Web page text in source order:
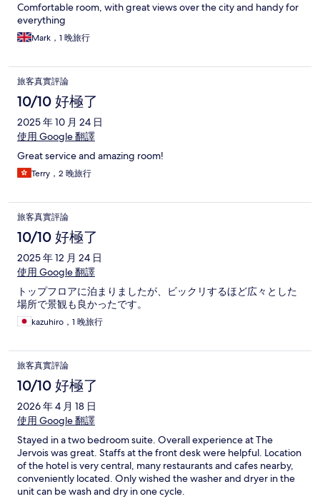
Comfortable room, with great views over the city and handy for
everything
Mark，1 晚旅行
旅客真實評論
10/10 好極了
2025 年 10 月 24 日
使用 Google 翻譯
Great service and amazing room!
Terry，2 晚旅行
旅客真實評論
10/10 好極了
2025 年 12 月 24 日
使用 Google 翻譯
トップフロアに泊まりましたが、ビックリするほど広々とした
場所で景観も良かったです。
kazuhiro，1 晚旅行
旅客真實評論
10/10 好極了
2026 年 4 月 18 日
使用 Google 翻譯
Stayed in a two bedroom suite. Overall experience at The
Jervois was great. Staffs at the front desk were helpful. Location
of the hotel is very central, many restaurants and cafes nearby,
conveniently located. Only wished the washer and dryer in the
unit can be wash and dry in one cycle.